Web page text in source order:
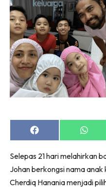
Share
on
Share
on
Selepas 21 hari melahirkan
Johan berkongsi nama
Cherdiq Hanania menjadi